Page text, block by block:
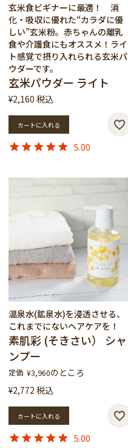
玄米食ビギナーに最適！ 消
化・吸収に優れた“カラダに優
しい”玄米粉。赤ちゃんの離乳
食や介護食にもオススメ！ライ
ト感覚で摂り入れられる玄米パ
ウダーです。
玄米パウダー ライト
¥2,160 税込
カートに入れる
5.00
温泉水(鉱泉水)を浸透させる、
これまでにないヘアケアを！
素肌彩 (そきさい） シャ
ンプー
定価 ¥3,960のところ
¥2,772 税込
カートに入れる
5.00